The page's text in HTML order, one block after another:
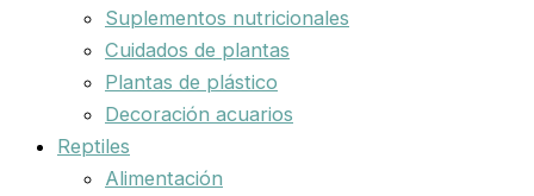
Suplementos nutricionales
Cuidados de plantas
Plantas de plástico
Decoración acuarios
Reptiles
Alimentación